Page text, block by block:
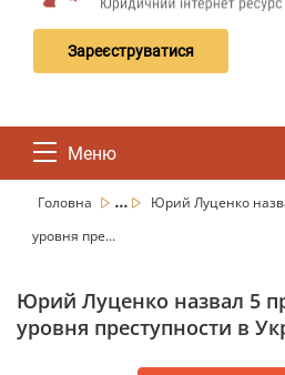
Зареєструватися
Меню
Головна ...
Юрий Луценко
уровня пре...
Юрий Луценко назвал 5
уровня преступности в